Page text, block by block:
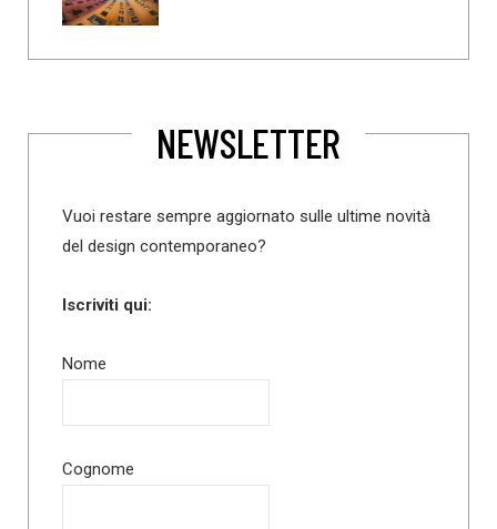
NEWSLETTER
Vuoi restare sempre aggiornato sulle ultime novità
del design contemporaneo?
Iscriviti qui:
Nome
Cognome